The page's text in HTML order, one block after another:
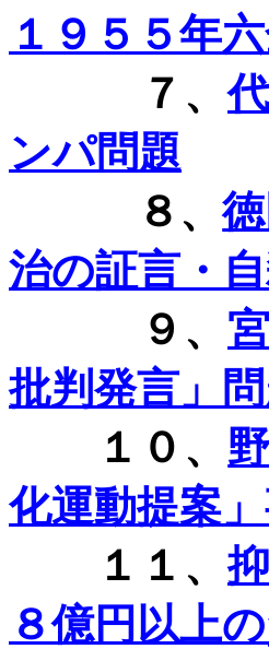
１９５５年
７、
ンパ問題
８、
治の証言・
９、
批判発言」
１０、
化運動提案
１１、
８億円以上